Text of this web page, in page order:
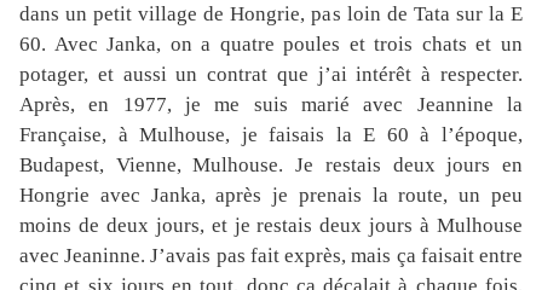
dans un petit village de Hongrie, pas loin de Tata sur la E
60. Avec Janka, on a quatre poules et trois chats et un
potager, et aussi un contrat que j’ai intérêt à respecter.
Après, en 1977, je me suis marié avec Jeannine la
Française, à Mulhouse, je faisais la E 60 à l’époque,
Budapest, Vienne, Mulhouse. Je restais deux jours en
Hongrie avec Janka, après je prenais la route, un peu
moins de deux jours, et je restais deux jours à Mulhouse
avec Jeaninne. J’avais pas fait exprès, mais ça faisait entre